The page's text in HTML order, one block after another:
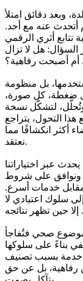
وبعد دقائق امتلأ
أتحدث عنه مع أحد.
تتابع أثري الرقمي
هل لا تزال
أم أصبحت رفاهية؟
بل منظومة
كل ضغطة، كل صورة،
لتشكّل نسخة
التحول، يتراجع
أكثر انكشافًا مما
نعتقد.
عبر اختياراتنا
ونوافق على شروط
مقابل خدمات أسرع.
سلوك اعتيادي لا
موضوع صحي فتُفاجأ
بناءً على سلوكها
خدمة بسبب تصنيف
رفاهية، بل عن حق